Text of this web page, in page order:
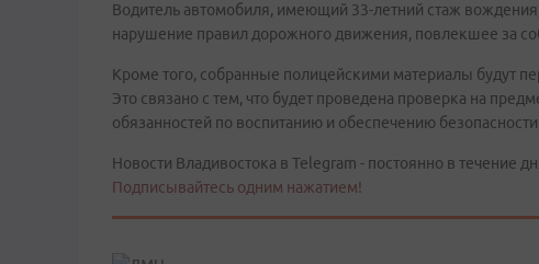
Водитель автомобиля, имеющий 33-летний стаж
нарушение правил дорожного движения, повлекшее за
Кроме того, собранные полицейскими материалы будут
Это связано с тем, что будет проведена проверка на
обязанностей по воспитанию и обеспечению
Новости Владивостока в Telegram - постоянно в течение
Подписывайтесь одним нажатием!